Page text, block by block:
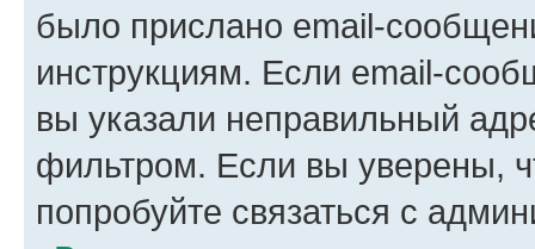
было прислано email-
инструкциям. Если email-
вы указали неправильный
фильтром. Если вы уверены,
попробуйте связаться с